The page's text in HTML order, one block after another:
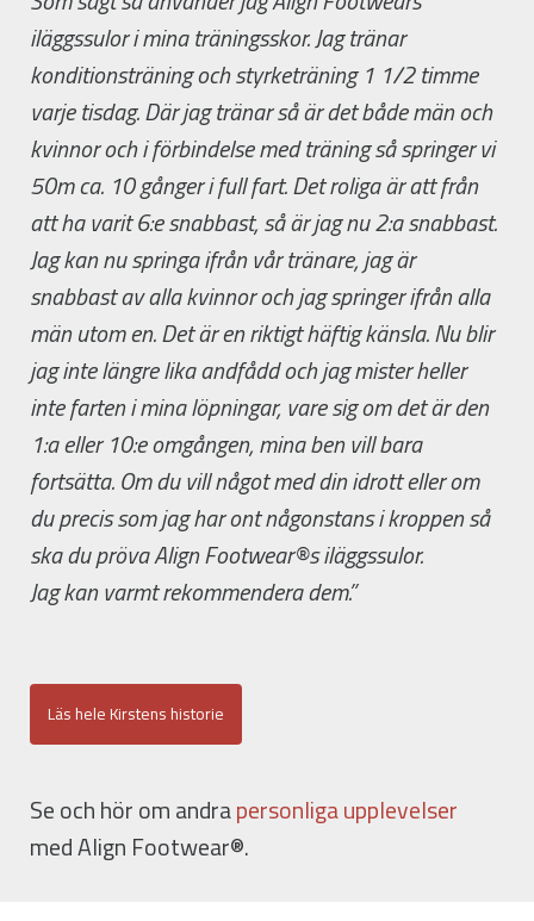
iläggssulor i mina träningsskor. Jag tränar
konditionsträning och styrketräning 1 1/2 timme
varje tisdag. Där jag tränar så är det både män och
kvinnor och i förbindelse med träning så springer vi
50m ca. 10 gånger i full fart. Det roliga är att från
att ha varit 6:e snabbast, så är jag nu 2:a snabbast.
Jag kan nu springa ifrån vår tränare, jag är
snabbast av alla kvinnor och jag springer ifrån alla
män utom en. Det är en riktigt häftig känsla. Nu blir
jag inte längre lika andfådd och jag mister heller
inte farten i mina löpningar, vare sig om det är den
1:a eller 10:e omgången, mina ben vill bara
fortsätta. Om du vill något med din idrott eller om
du precis som jag har ont någonstans i kroppen så
ska du pröva Align Footwear®s iläggssulor.
Jag kan varmt rekommendera dem.”
Läs hele Kirstens historie
Se och hör om andrapersonliga upplevelser
med Align Footwear®.